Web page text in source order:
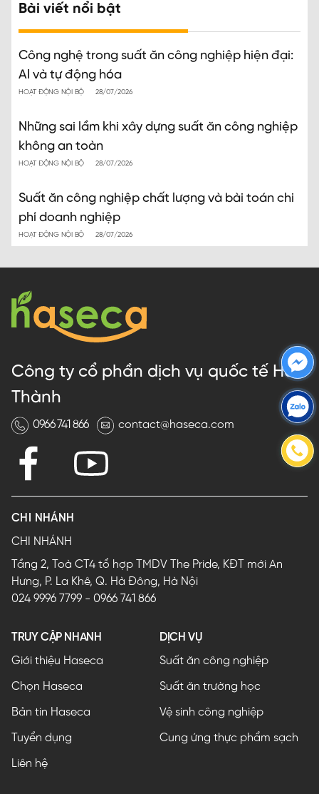
Bài viết nổi bật
Công nghệ trong suất ăn công nghiệp hiện đại:
AI và tự động hóa
HOẠT ĐỘNG NỘI BỘ 28/07/2026
Những sai lầm khi xây dựng suất ăn công nghiệp
không an toàn
HOẠT ĐỘNG NỘI BỘ 28/07/2026
Suất ăn công nghiệp chất lượng và bài toán chi
phí doanh nghiệp
HOẠT ĐỘNG NỘI BỘ 28/07/2026
Công ty cổ phần dịch vụ quốc tế Hà
Thành
0966 741 866 contact@haseca.com
CHI NHÁNH
CHI NHÁNH
Tầng 2, Toà CT4 tổ hợp TMDV The Pride, KĐT mới An
Hưng, P. La Khê, Q. Hà Đông, Hà Nội
024 9996 7799 - 0966 741 866
TRUY CẬP NHANH
Giới thiệu Haseca
Chọn Haseca
Bản tin Haseca
Tuyển dụng
Liên hệ
DỊCH VỤ
Suất ăn công nghiệp
Suất ăn trường học
Vệ sinh công nghiệp
Cung ứng thực phẩm sạch